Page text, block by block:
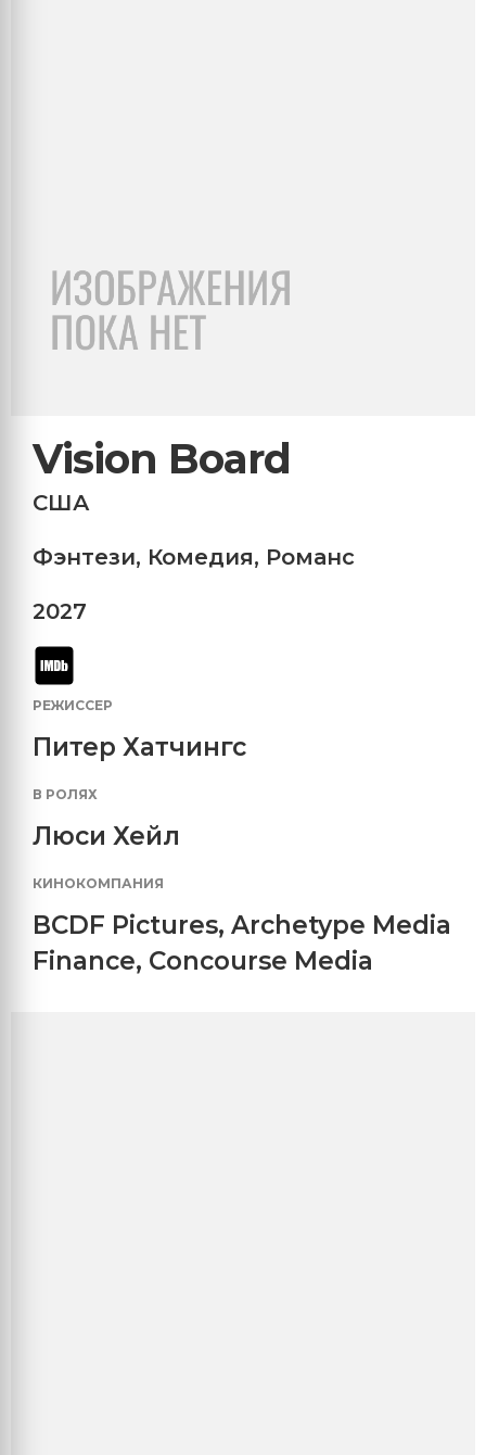
Vision Board
США
Фэнтези, Комедия, Романс
2027
РЕЖИССЕР
Питер Хатчингс
В РОЛЯХ
Люси Хейл
КИНОКОМПАНИЯ
BCDF Pictures, Archetype Media
Finance, Concourse Media